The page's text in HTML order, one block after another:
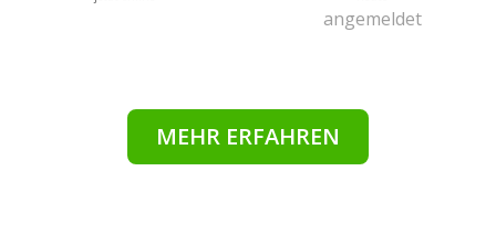
angemeldet
MEHR ERFAHREN